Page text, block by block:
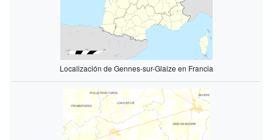
Localización de Gennes-sur-Glaize en Francia